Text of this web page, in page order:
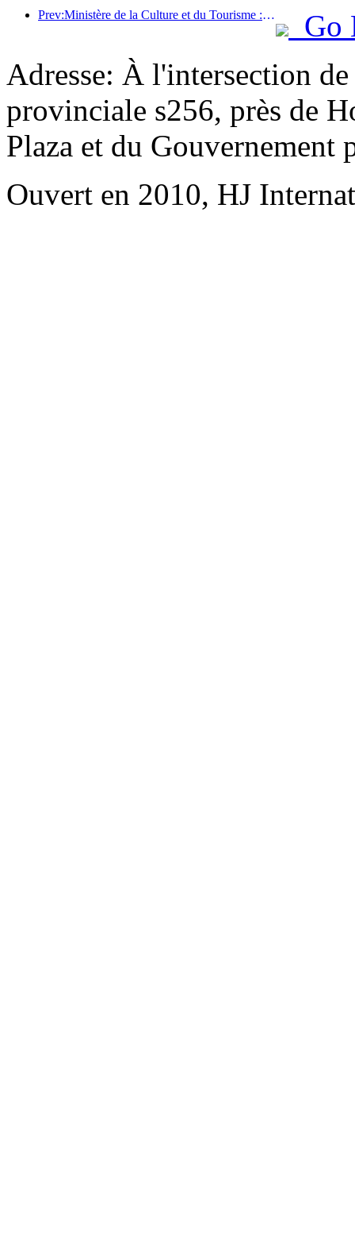
Prev:Ministère de la Culture et du Tourisme : Mettre l’accent à la fois sur l’offre et la demande pour orienter les activités de consommation culturelle et touristique ainsi que les voyages.
Go
Adresse: À l'intersection
provinciale s256, près de
Plaza et du
Ouvert en 2010, HJ